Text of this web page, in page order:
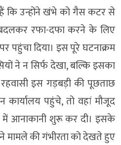
कि उन्होंने खंभे को गैस कटर से
रफा-दफा करने के लिए
पहुंचा दिया। इस पूरे घटनाक्रम
ने न सिर्फ देखा, बल्कि इसका
रहवासी इस गड़बड़ी की पूछताछ
पहुंचे, तो वहां मौजूद
में आनाकानी शुरू कर दी। इसके
ने मामले की गंभीरता को देखते हुए